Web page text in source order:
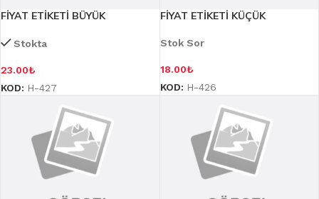
FİYAT ETİKETİ BÜYÜK
Stokta
23.00₺
KOD: H-427
FİYAT ETİKETİ KÜÇÜK
Stok Sor
18.00₺
KOD: H-426